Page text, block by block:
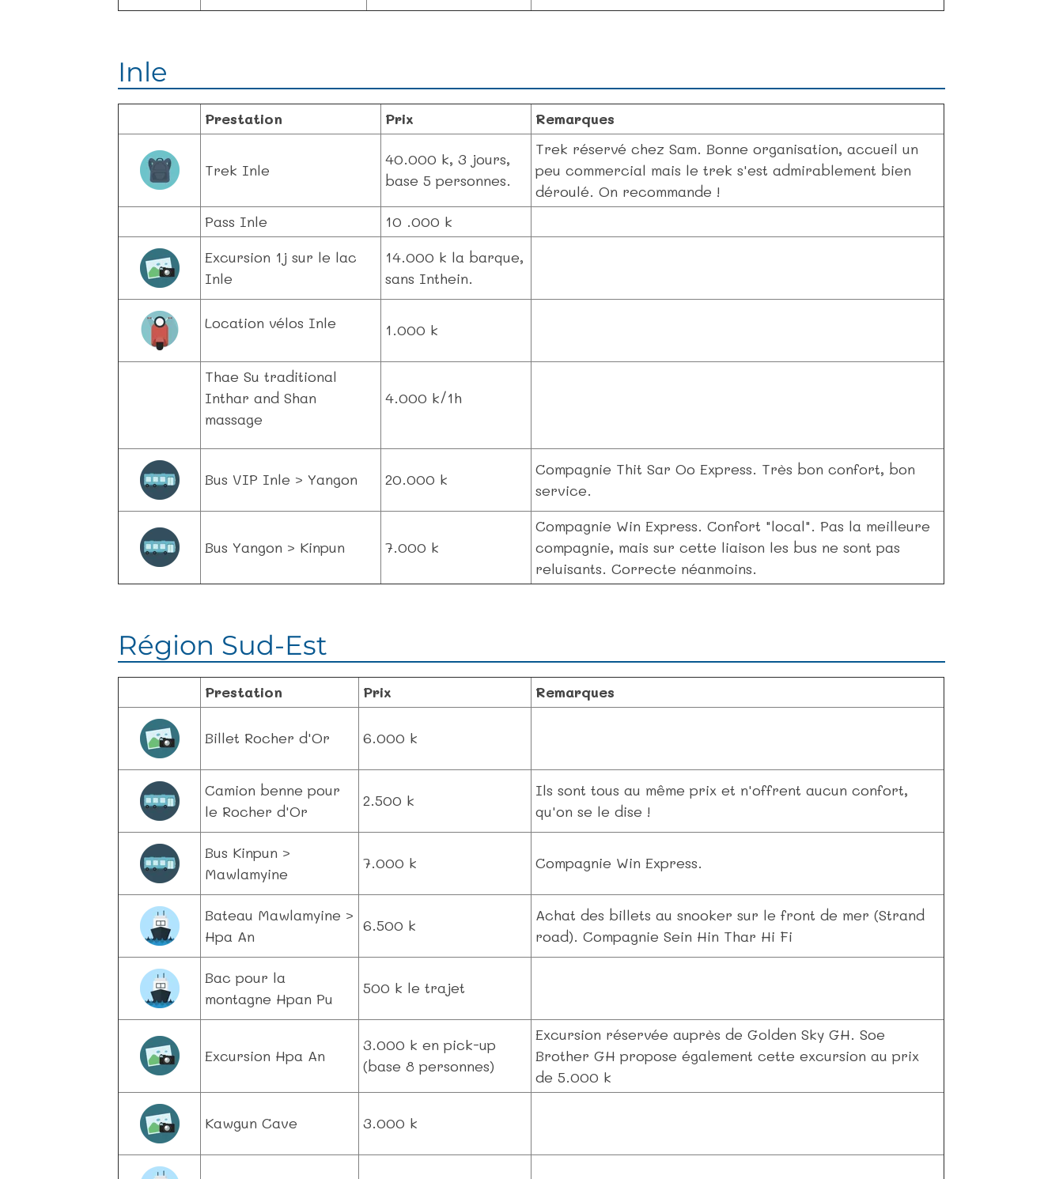
Inle
Prestation Prix Remarques
Trek Inle
40.000 k, 3 jours,
base 5 personnes.
Trek réservé chez Sam. Bonne organisation, accueil un
peu commercial mais le trek s'est admirablement bien
déroulé. On recommande !
Pass Inle
10 .000 k
Excursion 1j sur le lac
Inle
14.000 k la barque,
sans Inthein.
Location vélos Inle 1.000 k
Thae Su traditional
Inthar and Shan
massage
4.000 k/1h
Bus VIP Inle > Yangon 20.000 k
Compagnie Thit Sar Oo Express. Très bon confort, bon
service.
Bus Yangon > Kinpun 7.000 k
Compagnie Win Express. Confort "local". Pas la meilleure
compagnie, mais sur cette liaison les bus ne sont pas
reluisants. Correcte néanmoins.
Région Sud-Est
Prestation Prix Remarques
Billet Rocher d'Or 6.000 k
Camion benne pour
le Rocher d'Or
2.500 k
Ils sont tous au même prix et n'offrent aucun confort,
qu'on se le dise !
Bus Kinpun >
Mawlamyine
7.000 k Compagnie Win Express.
Bateau Mawlamyine >
Hpa An
6.500 k
Achat des billets au snooker sur le front de mer (Strand
road). Compagnie Sein Hin Thar Hi Fi
Bac pour la
montagne Hpan Pu
500 k le trajet
Excursion Hpa An
3.000 k en pick-up
(base 8 personnes)
Excursion réservée auprès de Golden Sky GH. Soe
Brother GH propose également cette excursion au prix
de 5.000 k
Kawgun Cave 3.000 k